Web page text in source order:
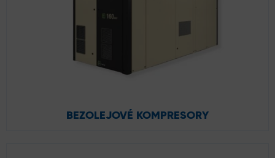
BEZOLEJOVÉ KOMPRESORY